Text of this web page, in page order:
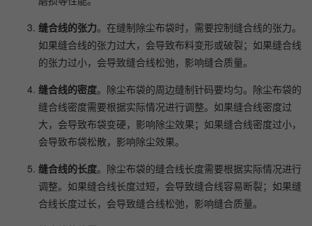
缝合线的张力。在缝制除尘布袋时，需要控制缝合线的张力。
如果缝合线的张力过大，会导致布料变形或破裂；如果缝合线
的张力过小，会导致缝合线松弛，影响缝合质量。
缝合线的密度。除尘布袋的周边缝制针码要均匀。除尘布袋的
缝合线密度需要根据实际情况进行调整。如果缝合线密度过
大，会导致布袋变硬，影响除尘效果；如果缝合线密度过小，
会导致布袋松散，影响除尘效果。
缝合线的长度。除尘布袋的缝合线长度需要根据实际情况进行
调整。如果缝合线长度过短，会导致缝合线容易断裂；如果缝
合线长度过长，会导致缝合线松弛，影响缝合质量。